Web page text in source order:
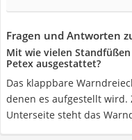
Fragen und Antworten
Mit wie vielen
Petex ausgestattet?
Das klappbare
denen es aufgestellt wird.
Unterseite steht das